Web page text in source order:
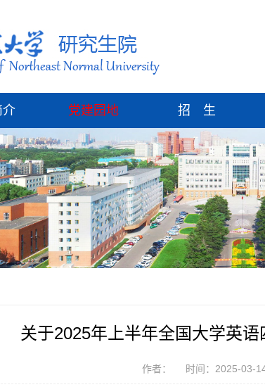
介 党建园地 招 生
关于2025年上半年全国大学英
作者： 时间：2025-03-